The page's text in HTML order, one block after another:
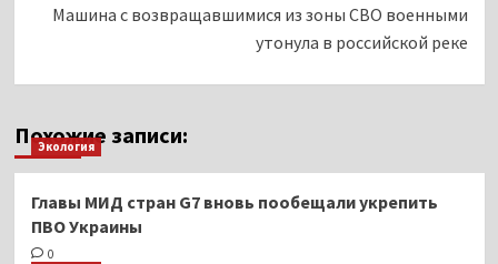
Машина с возвращавшимися из зоны СВО военными
утонула в российской реке
Похожие записи:
Экология
Главы МИД стран G7 вновь пообещали укрепить
ПВО Украины
0